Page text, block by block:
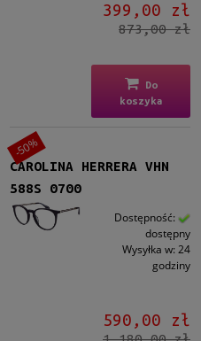
399,00 zł
873,00 zł
Do
koszyka
CAROLINA HERRERA VHN
588S 0700
Dostępność:
dostępny
Wysyłka w: 24
godziny
590,00 zł
-50%